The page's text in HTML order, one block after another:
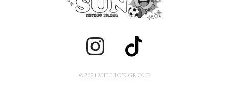
© 2021 MILLION GROUP